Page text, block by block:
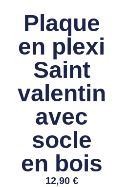
Plaque
en plexi
Saint
valentin
avec
socle
en bois
12,90 €